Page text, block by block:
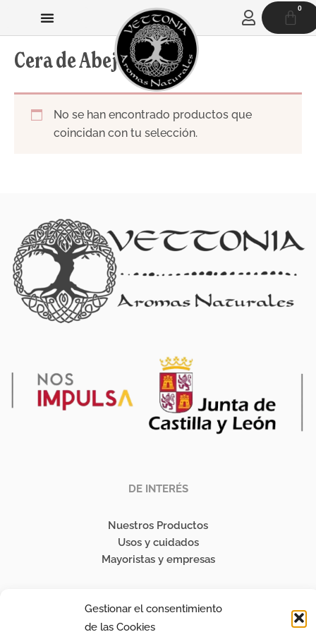
Gestionar el consentimiento
de las Cookies
0
Cera de Abeja
No se han encontrado productos que
coincidan con tu selección.
DE INTERÉS
Nuestros Productos
Usos y cuidados
Mayoristas y empresas
SÍGUENOS